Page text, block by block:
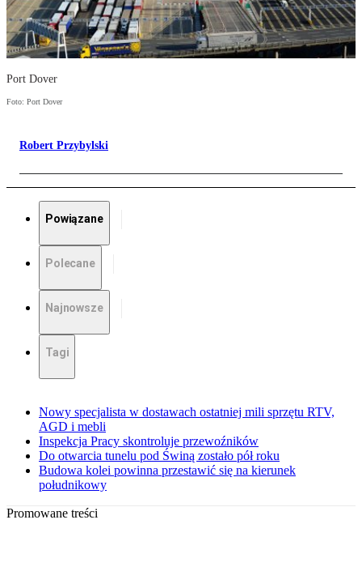
Port Dover
Foto: Port Dover
Robert Przybylski
Powiązane
Polecane
Najnowsze
Tagi
Nowy specjalista w dostawach ostatniej mili sprzętu RTV,
AGD i mebli
Inspekcja Pracy skontroluje przewoźników
Do otwarcia tunelu pod Świną zostało pół roku
Budowa kolei powinna przestawić się na kierunek
południkowy
Promowane treści